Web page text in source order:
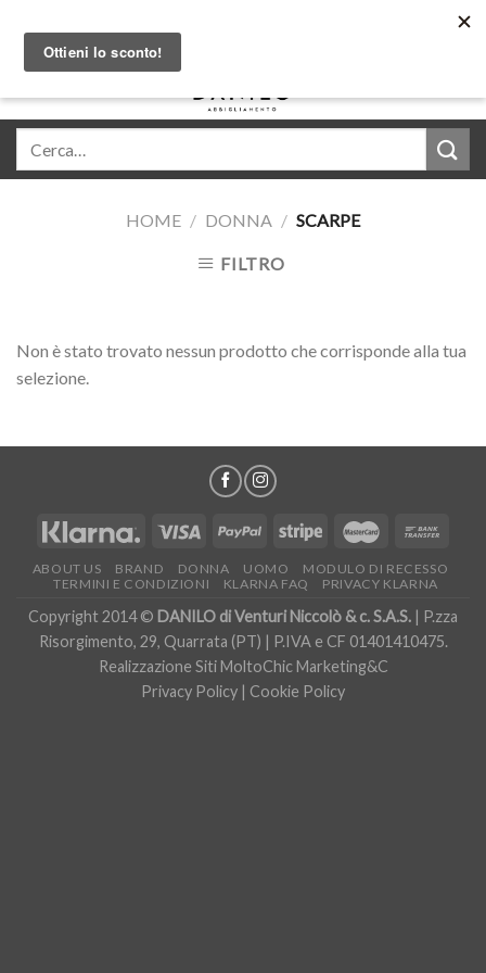
content
HOME / DONNA / SCARPE
FILTRO
Non è stato trovato nessun prodotto che corrisponde alla tua
selezione.
ABOUT US BRAND DONNA UOMO
MODULO DI RECESSO
TERMINI E CONDIZIONI
KLARNA FAQ PRIVACY KLARNA
Copyright 2014 © DANILO di Venturi Niccolò & c. S.A.S. | P.zza
Risorgimento, 29, Quarrata (PT) | P.IVA e CF 01401410475.
Realizzazione Siti MoltoChic Marketing&C
Privacy Policy | Cookie Policy